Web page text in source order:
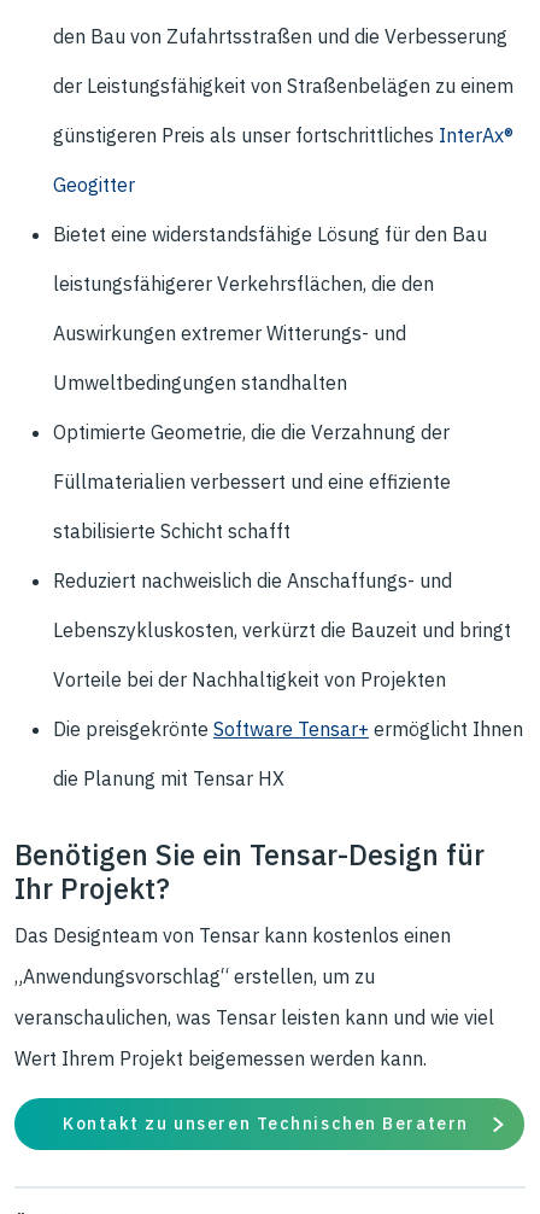
den Bau von Zufahrtsstraßen und die Verbesserung
der Leistungsfähigkeit von Straßenbelägen zu einem
günstigeren Preis als unser fortschrittliches InterAx®
Geogitter
Bietet eine widerstandsfähige Lösung für den Bau
leistungsfähigerer Verkehrsflächen, die den
Auswirkungen extremer Witterungs- und
Umweltbedingungen standhalten
Optimierte Geometrie, die die Verzahnung der
Füllmaterialien verbessert und eine effiziente
stabilisierte Schicht schafft
Reduziert nachweislich die Anschaffungs- und
Lebenszykluskosten, verkürzt die Bauzeit und bringt
Vorteile bei der Nachhaltigkeit von Projekten
Die preisgekrönte Software Tensar+ ermöglicht Ihnen
die Planung mit Tensar HX
Benötigen Sie ein Tensar-Design für
Ihr Projekt?
Das Designteam von Tensar kann kostenlos einen
„Anwendungsvorschlag“ erstellen, um zu
veranschaulichen, was Tensar leisten kann und wie viel
Wert Ihrem Projekt beigemessen werden kann.
Kontakt zu unseren Technischen Beratern